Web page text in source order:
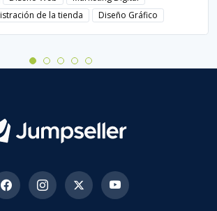
de la tienda
Diseño Gráfico